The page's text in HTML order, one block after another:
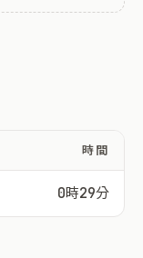
時間
0時29分